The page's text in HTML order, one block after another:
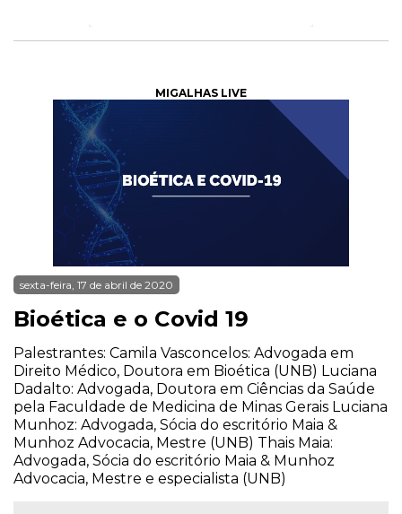
MIGALHAS LIVE
sexta-feira, 17 de abril de 2020
Bioética e o Covid 19
Palestrantes: Camila Vasconcelos: Advogada em
Direito Médico, Doutora em Bioética (UNB) Luciana
Dadalto: Advogada, Doutora em Ciências da Saúde
pela Faculdade de Medicina de Minas Gerais Luciana
Munhoz: Advogada, Sócia do escritório Maia &
Munhoz Advocacia, Mestre (UNB) Thais Maia:
Advogada, Sócia do escritório Maia & Munhoz
Advocacia, Mestre e especialista (UNB)